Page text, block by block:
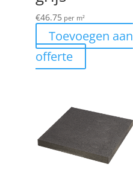
€46.75per m²
Toevoegen aan
offerte